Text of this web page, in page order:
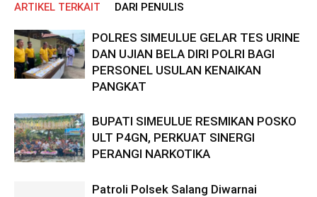
ARTIKEL TERKAIT DARI PENULIS
POLRES SIMEULUE GELAR TES URINE
DAN UJIAN BELA DIRI POLRI BAGI
PERSONEL USULAN KENAIKAN
PANGKAT
BUPATI SIMEULUE RESMIKAN POSKO
ULT P4GN, PERKUAT SINERGI
PERANGI NARKOTIKA
Patroli Polsek Salang Diwarnai